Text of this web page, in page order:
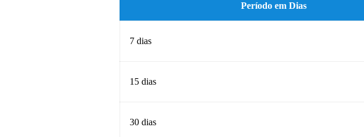
Período em Dias
7 dias
15 dias
30 dias